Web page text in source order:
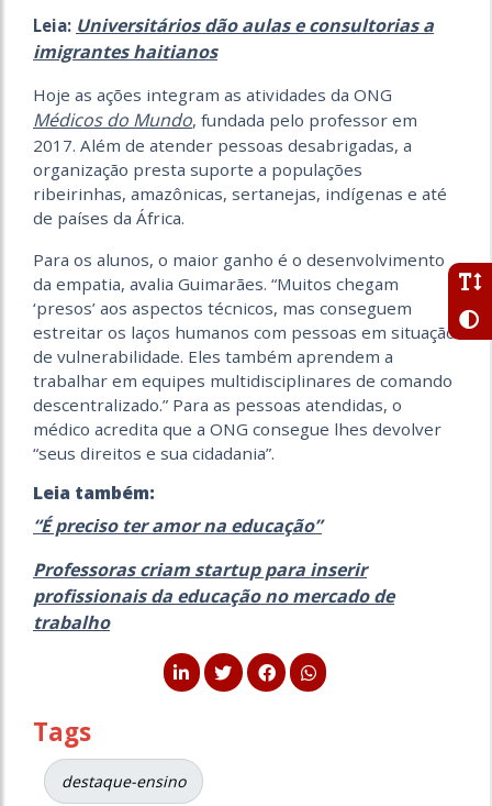
Leia: Universitários dão aulas e consultorias a
imigrantes haitianos
Hoje as ações integram as atividades da ONG
Médicos do Mundo, fundada pelo professor em
2017. Além de atender pessoas desabrigadas, a
organização presta suporte a populações
ribeirinhas, amazônicas, sertanejas, indígenas e até
de países da África.
Para os alunos, o maior ganho é o desenvolvimento
da empatia, avalia Guimarães. “Muitos chegam
‘presos’ aos aspectos técnicos, mas conseguem
estreitar os laços humanos com pessoas em situação
de vulnerabilidade. Eles também aprendem a
trabalhar em equipes multidisciplinares de comando
descentralizado.” Para as pessoas atendidas, o
médico acredita que a ONG consegue lhes devolver
“seus direitos e sua cidadania”.
Leia também:
“É preciso ter amor na educação”
Professoras criam startup para inserir
profissionais da educação no mercado de
trabalho
Tags
destaque-ensino